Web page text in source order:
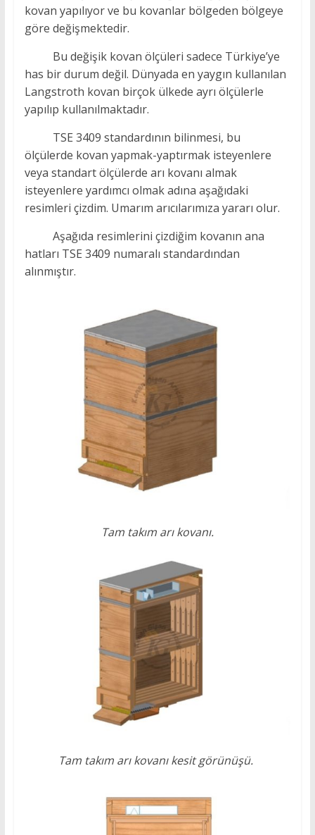
kovan yapılıyor ve bu kovanlar bölgeden bölgeye
göre değişmektedir.
Bu değişik kovan ölçüleri sadece Türkiye’ye
has bir durum değil. Dünyada en yaygın kullanılan
Langstroth kovan birçok ülkede ayrı ölçülerle
yapılıp kullanılmaktadır.
TSE 3409 standardının bilinmesi, bu
ölçülerde kovan yapmak-yaptırmak isteyenlere
veya standart ölçülerde arı kovanı almak
isteyenlere yardımcı olmak adına aşağıdaki
resimleri çizdim. Umarım arıcılarımıza yararı olur.
Aşağıda resimlerini çizdiğim kovanın ana
hatları TSE 3409 numaralı standardından
alınmıştır.
Tam takım arı kovanı.
Tam takım arı kovanı kesit görünüşü.